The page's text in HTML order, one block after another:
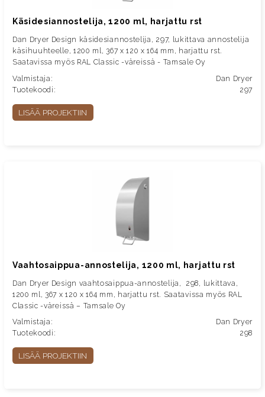
Käsidesiannostelija, 1200 ml, harjattu rst
Dan Dryer Design käsidesiannostelija, 297, lukittava annostelija
käsihuuhteelle, 1200 ml, 367 x 120 x 164 mm, harjattu rst.
Saatavissa myös RAL Classic -väreissä - Tamsale Oy
Valmistaja:
Dan Dryer
Tuotekoodi:
297
LISÄÄ PROJEKTIIN
Vaahtosaippua-annostelija, 1200 ml, harjattu rst
Dan Dryer Design vaahtosaippua-annostelija, 298, lukittava,
1200 ml, 367 x 120 x 164 mm, harjattu rst. Saatavissa myös RAL
Classic -väreissä – Tamsale Oy
Valmistaja:
Dan Dryer
Tuotekoodi:
298
LISÄÄ PROJEKTIIN